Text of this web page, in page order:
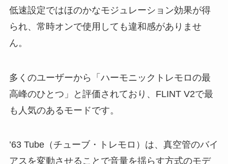
低速設定ではほのかなモジュレーション効果が得
られ、常時オンで使用しても違和感がありませ
ん。
多くのユーザーから「ハーモニックトレモロの最
高峰のひとつ」と評価されており、FLINT V2で最
も人気のあるモードです。
’63 Tube（チューブ・トレモロ）は、真空管のバイ
アスを変動させることで音量を揺らす方式のモデ